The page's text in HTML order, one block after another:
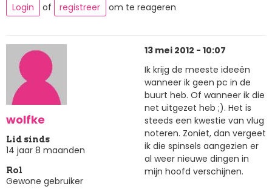
Login of registreer om te reageren
wolfke
Lid sinds
14 jaar 8 maanden
Rol
Gewone gebruiker
13 mei 2012 - 10:07
Ik krijg de meeste ideeën
wanneer ik geen pc in de
buurt heb. Of wanneer ik die
net uitgezet heb ;). Het is
steeds een kwestie van vlug
noteren. Zoniet, dan vergeet
ik die spinsels aangezien er
al weer nieuwe dingen in
mijn hoofd verschijnen.